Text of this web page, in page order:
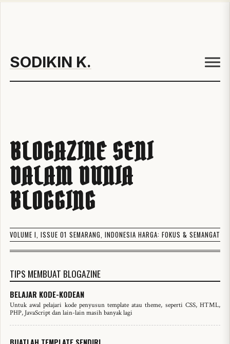
SODIKIN K.
BLOGAZINE SENI
DALAM DUNIA
BLOGGING
VOLUME I, ISSUE 01 SEMARANG, INDONESIA HARGA: FOKUS & SEMANGAT
TIPS MEMBUAT BLOGAZINE
BELAJAR KODE-KODEAN
Untuk awal pelajari kode penyusun template atau theme, seperti CSS, HTML,
PHP, JavaScript dan lain-lain masih banyak lagi